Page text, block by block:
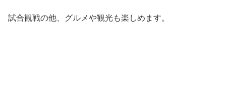
試合観戦の他、グルメや観光も楽しめます。